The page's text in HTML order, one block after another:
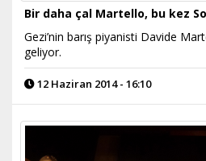
Bir daha çal Martello, bu kez
Gezi’nin barış piyanisti Davide
geliyor.
12 Haziran 2014 - 16:10